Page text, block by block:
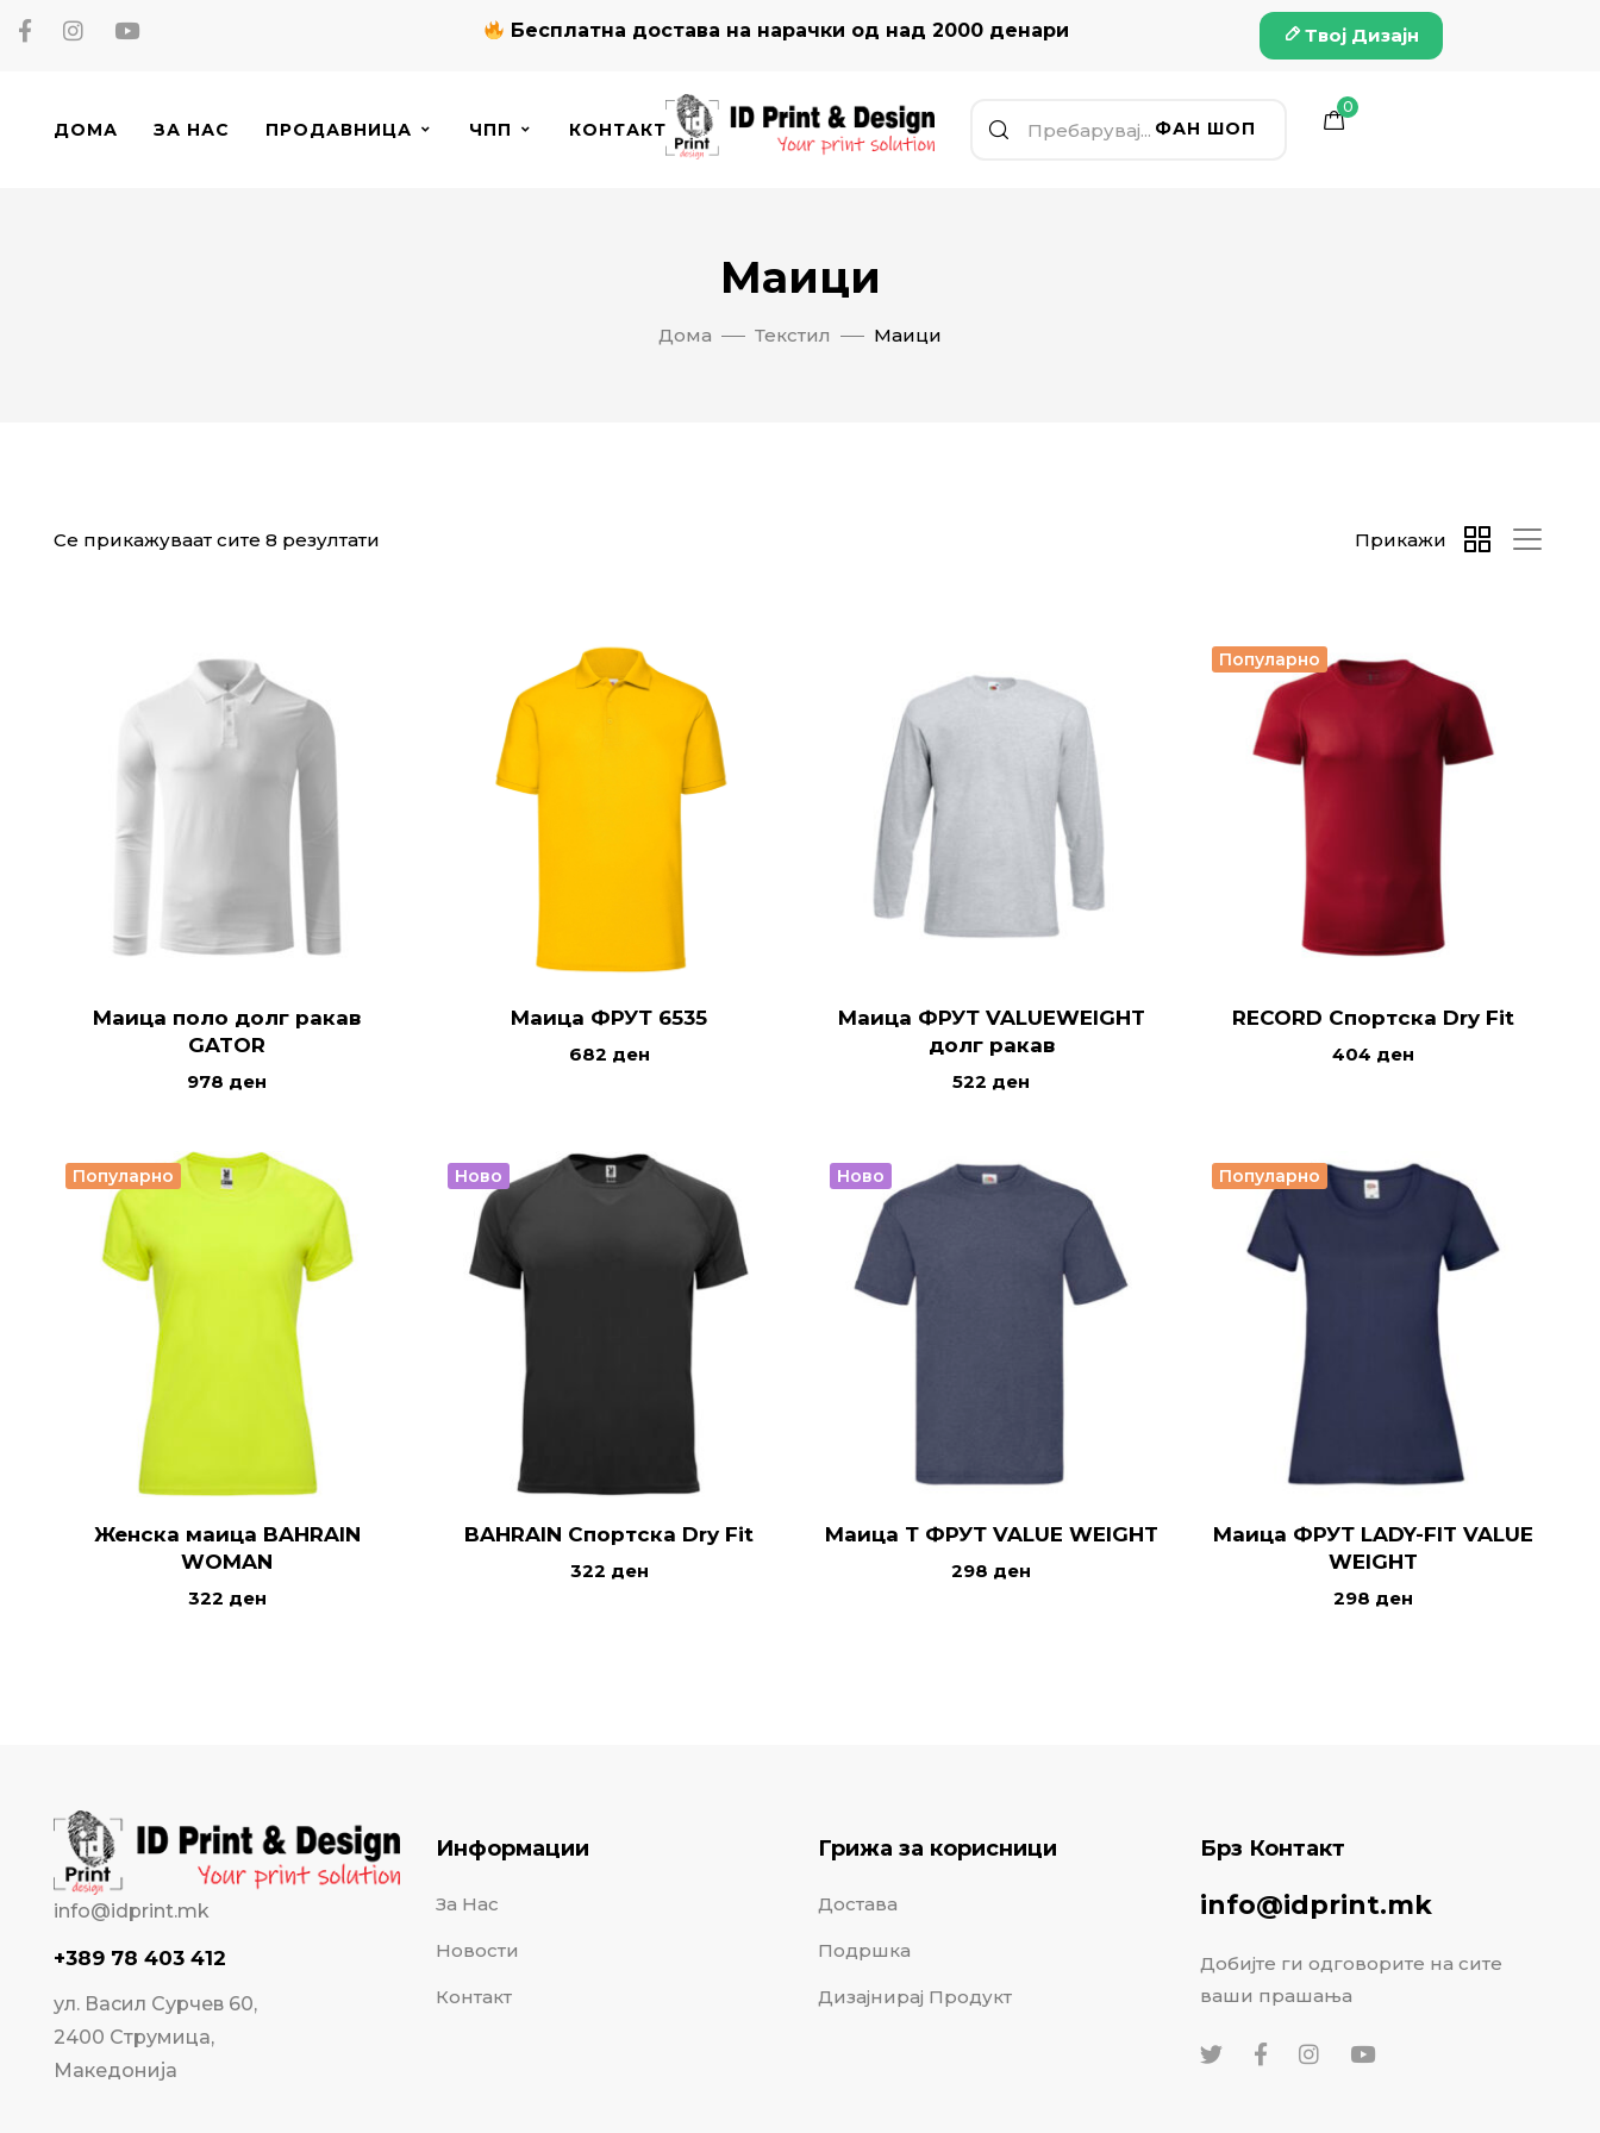
Бесплатна достава на нарачки од над 2000 денари Твој Дизајн
ДОМА ЗА НАС ПРОДАВНИЦА ЧПП КОНТАКТ ФАН ШОП
0
Маици
Дома Текстил Маици
Се прикажуваат сите 8 резултати Прикажи
Маица поло долг ракав
GATOR
978 ден
Маица ФРУТ 6535
682 ден
Маица ФРУТ VALUEWEIGHT
долг ракав
522 ден
Популарно
RECORD Спортска Dry Fit
404 ден
Популарно
Женска маица BAHRAIN
WOMAN
322 ден
Ново
BAHRAIN Спортска Dry Fit
322 ден
Ново
Маица Т ФРУТ VALUE WEIGHT
298 ден
Популарно
Маица ФРУТ LADY-FIT VALUE
WEIGHT
298 ден
info@idprint.mk
+389 78 403 412
ул. Васил Сурчев 60,
2400 Струмица,
Македонија
Информации
За Нас
Новости
Контакт
Грижа за корисници
Достава
Подршка
Дизајнирај Продукт
Брз Контакт
info@idprint.mk
Добијте ги одговорите на сите
ваши прашања